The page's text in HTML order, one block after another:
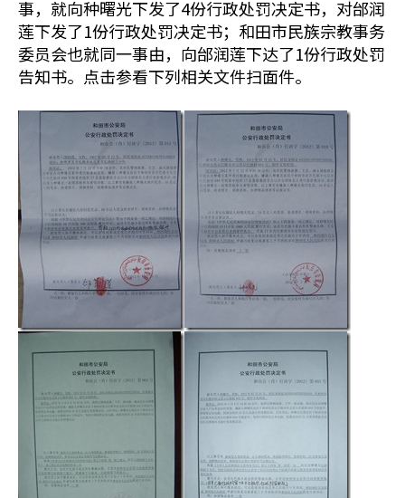
事，就向种曙光下发了4份行政处罚决定书，对邰润
莲下发了1份行政处罚决定书；和田市民族宗教事务
委员会也就同一事由，向邰润莲下达了1份行政处罚
告知书。点击参看下列相关文件扫面件。